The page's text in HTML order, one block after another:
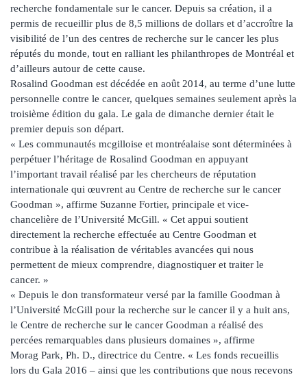
recherche fondamentale sur le cancer. Depuis sa création, il a
permis de recueillir plus de 8,5 millions de dollars et d’accroître la
visibilité de l’un des centres de recherche sur le cancer les plus
réputés du monde, tout en ralliant les philanthropes de Montréal et
d’ailleurs autour de cette cause.
Rosalind Goodman est décédée en août 2014, au terme d’une lutte
personnelle contre le cancer, quelques semaines seulement après la
troisième édition du gala. Le gala de dimanche dernier était le
premier depuis son départ.
« Les communautés mcgilloise et montréalaise sont déterminées à
perpétuer l’héritage de Rosalind Goodman en appuyant
l’important travail réalisé par les chercheurs de réputation
internationale qui œuvrent au Centre de recherche sur le cancer
Goodman », affirme Suzanne Fortier, principale et vice-
chancelière de l’Université McGill. « Cet appui soutient
directement la recherche effectuée au Centre Goodman et
contribue à la réalisation de véritables avancées qui nous
permettent de mieux comprendre, diagnostiquer et traiter le
cancer. »
« Depuis le don transformateur versé par la famille Goodman à
l’Université McGill pour la recherche sur le cancer il y a huit ans,
le Centre de recherche sur le cancer Goodman a réalisé des
percées remarquables dans plusieurs domaines », affirme
Morag Park, Ph. D., directrice du Centre. « Les fonds recueillis
lors du Gala 2016 – ainsi que les contributions que nous recevons